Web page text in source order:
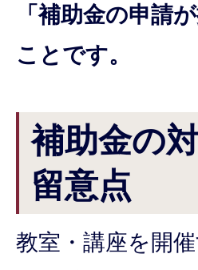
「補助金の申請
ことです。
補助金の
留意点
教室・講座を開